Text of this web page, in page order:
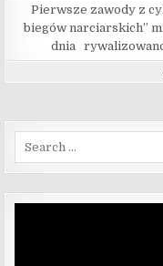
Pierwsze zawody z
biegów narciarskich”
dnia